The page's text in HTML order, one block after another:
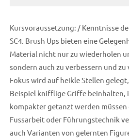
Kursvoraussetzung: / Kenntnisse
SC4. Brush Ups bieten eine
Material nicht nur zu wiederholen
sondern auch zu verbessern und
Fokus wird auf heikle Stellen
Beispiel knifflige Griffe beinhalten,
kompakter getanzt werden
Fussarbeit oder Führungstechnik
auch Varianten von gelernten